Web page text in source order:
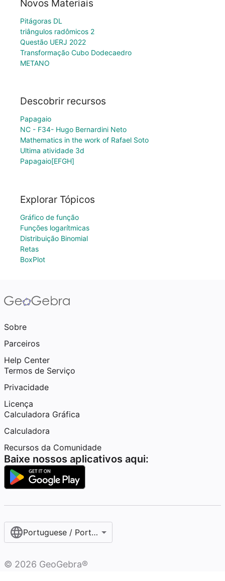
Novos Materiais
Pitágoras DL
triângulos radômicos 2
Questão UERJ 2022
Transformação Cubo Dodecaedro
METANO
Descobrir recursos
Papagaio
NC - F34- Hugo Bernardini Neto
Mathematics in the work of Rafael Soto
Ultima atividade 3d
Papagaio[EFGH]
Explorar Tópicos
Gráfico de função
Funções logarítmicas
Distribuição Binomial
Retas
BoxPlot
Sobre
Parceiros
Help Center
Termos de Serviço
Privacidade
Licença
Calculadora Gráfica
Calculadora
Recursos da Comunidade
Baixe nossos aplicativos aqui:
Portuguese / Português (Brasil)
© 2026 GeoGebra®